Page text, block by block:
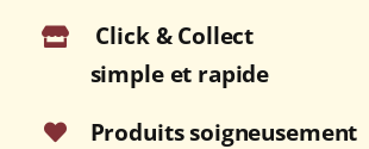
Rouge
2022
Bouteille
75cl
Click & Collect
simple et rapide
Produits soigneusement